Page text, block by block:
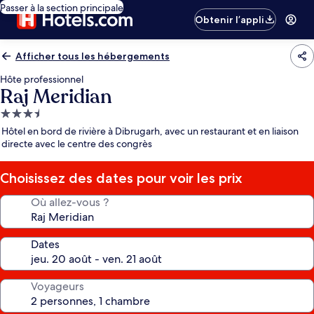
Passer à la section principale
Obtenir l’appli
Afficher tous les hébergements
Hôte professionnel
Raj Meridian
Hébergement
3.5 étoiles
Hôtel en bord de rivière à Dibrugarh, avec un restaurant et en liaison
directe avec le centre des congrès
Choisissez des dates pour voir les prix
Où allez-vous ?
Dates
Voyageurs